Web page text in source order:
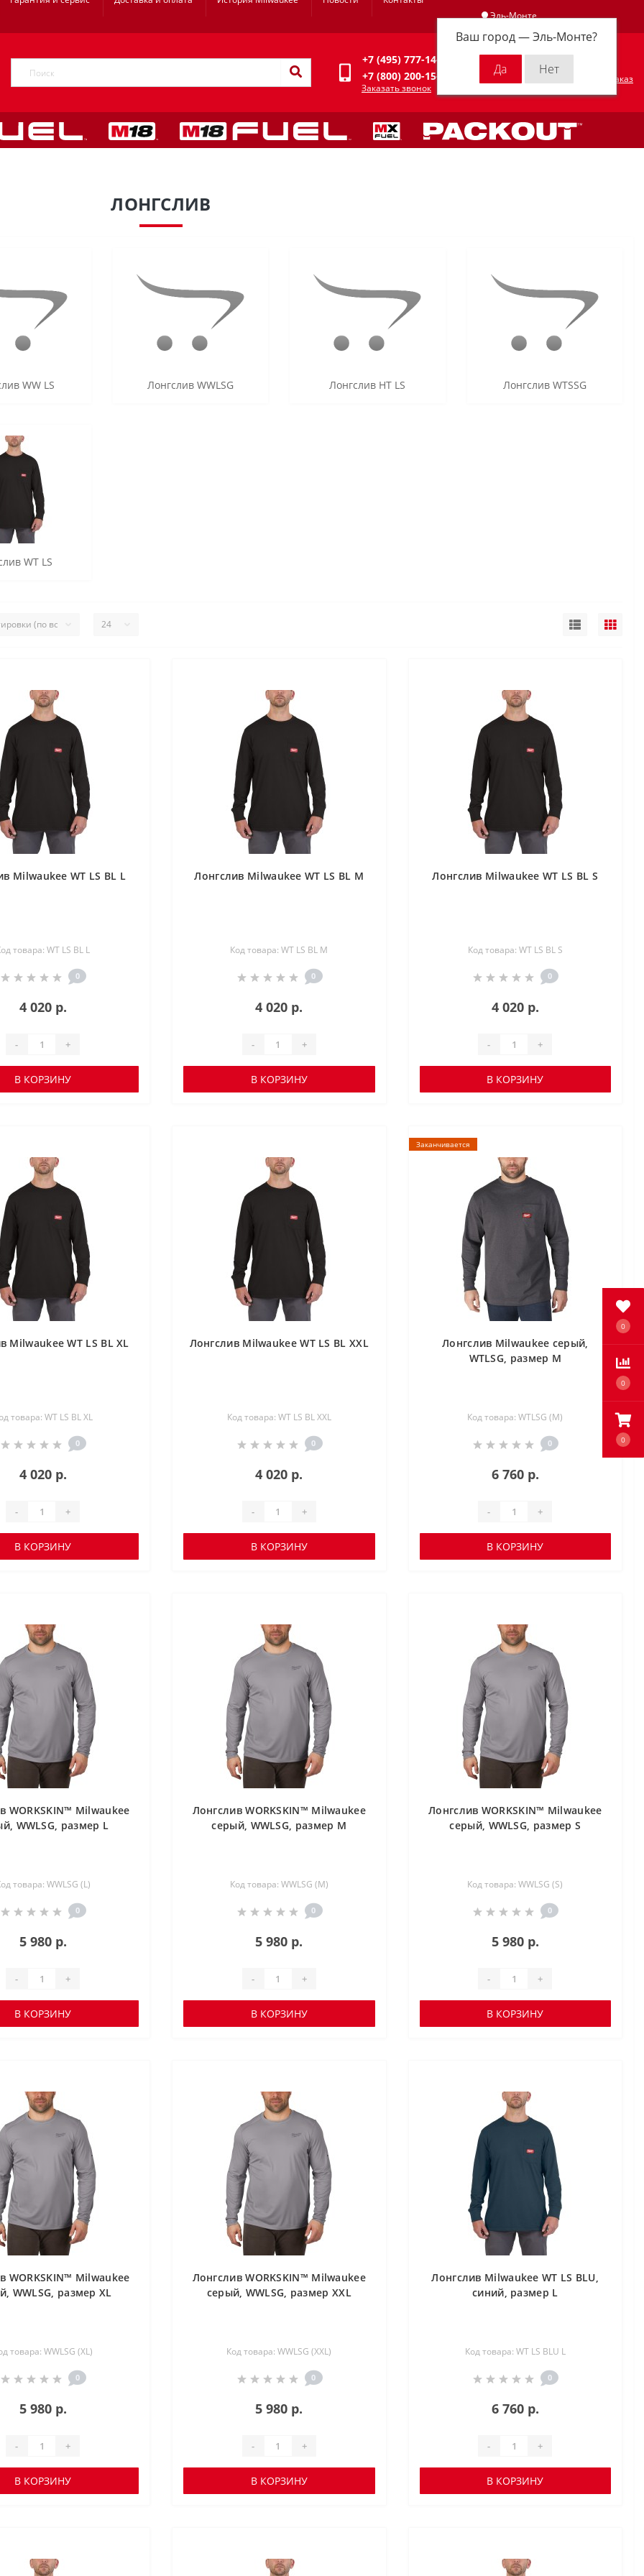
0
0
0
Эль-Монте
Ваш город —Эль-Монте?
Личный кабинет
+7 (495) 777-14-94
+7 (800) 200-15-94
Заказать звонок
Оформить заказ
ЛОНГСЛИВ
WW LS Лонгслив WWLSG Лонгслив HT LS Лонгслив WTSSG
WT LS
Milwaukee WT LS BL L
товара: WT LS BL L
0
4 020 р.
- +
В КОРЗИНУ
Лонгслив Milwaukee WT LS BL M
Код товара: WT LS BL M
0
4 020 р.
- +
В КОРЗИНУ
Лонгслив Milwaukee WT LS BL S
Код товара: WT LS BL S
0
4 020 р.
- +
В КОРЗИНУ
Milwaukee WT LS BL XL
товара: WT LS BL XL
0
4 020 р.
- +
В КОРЗИНУ
Лонгслив Milwaukee WT LS BL XXL
Код товара: WT LS BL XXL
0
4 020 р.
- +
В КОРЗИНУ
Заканчивается
Лонгслив Milwaukee серый,
WTLSG, размер M
Код товара: WTLSG (M)
0
6 760 р.
- +
В КОРЗИНУ
WORKSKIN™ Milwaukee
WWLSG, размер L
товара: WWLSG (L)
0
5 980 р.
- +
В КОРЗИНУ
Лонгслив WORKSKIN™ Milwaukee
серый, WWLSG, размер M
Код товара: WWLSG (M)
0
5 980 р.
- +
В КОРЗИНУ
Лонгслив WORKSKIN™ Milwaukee
серый, WWLSG, размер S
Код товара: WWLSG (S)
0
5 980 р.
- +
В КОРЗИНУ
WORKSKIN™ Milwaukee
WWLSG, размер XL
товара: WWLSG (XL)
0
5 980 р.
- +
В КОРЗИНУ
Лонгслив WORKSKIN™ Milwaukee
серый, WWLSG, размер XXL
Код товара: WWLSG (XXL)
0
5 980 р.
- +
В КОРЗИНУ
Лонгслив Milwaukee WT LS BLU,
синий, размер L
Код товара: WT LS BLU L
0
6 760 р.
- +
В КОРЗИНУ